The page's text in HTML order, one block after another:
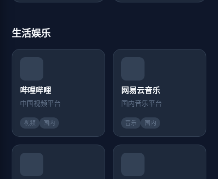
生活娱乐
哔哩哔哩
中国视频平台
视频 国内
网易云音乐
国内音乐平台
音乐 国内